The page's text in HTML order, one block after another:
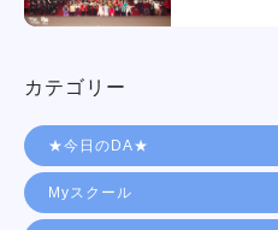
カテゴリー
★今日のDA★
Myスクール